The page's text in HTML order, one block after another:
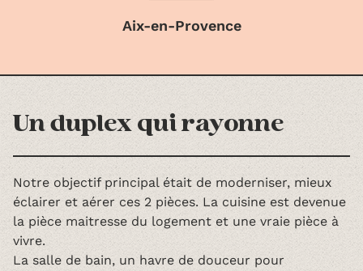
Aix-en-Provence
Un duplex qui rayonne
Notre objectif principal était de moderniser, mieux
éclairer et aérer ces 2 pièces. La cuisine est devenue
la pièce maitresse du logement et une vraie pièce à
vivre.
La salle de bain, un havre de douceur pour